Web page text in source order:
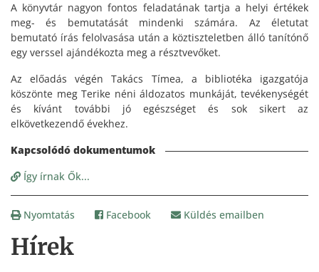
Hírek
A könyvtár nagyon fontos feladatának tartja a helyi értékek
meg- és bemutatását mindenki számára. Az életutat
bemutató írás felolvasása után a köztiszteletben álló tanítónő
egy verssel ajándékozta meg a résztvevőket.
Az előadás végén Takács Tímea, a bibliotéka igazgatója
köszönte meg Terike néni áldozatos munkáját, tevékenységét
és kívánt további jó egészséget és sok sikert az
elkövetkezendő évekhez.
Így írnak Ők...
Nyomtatás Facebook Küldés emailben